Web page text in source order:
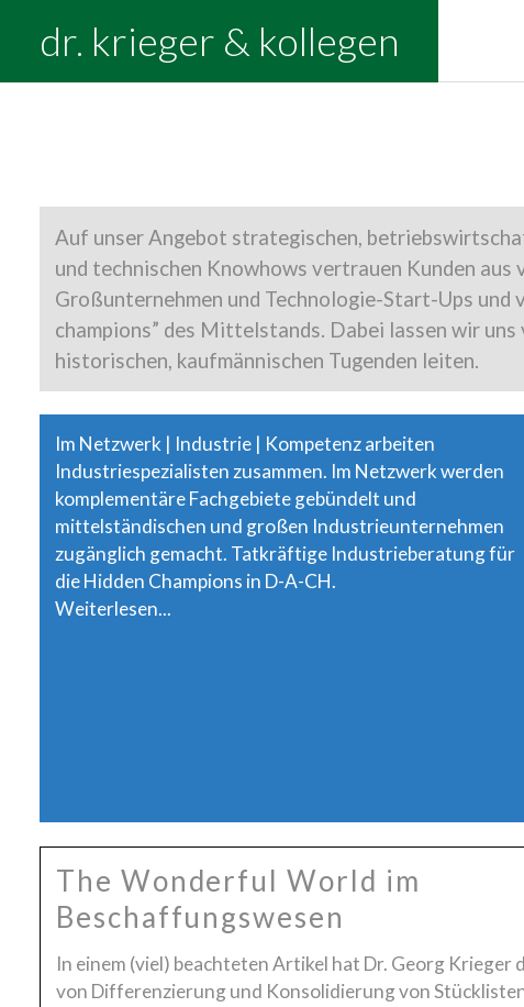
content/plugins/ginger/addon/analytics/
dr. krieger & kollegen
Auf unser Angebot strategischen,
und technischen Knowhows vertrauen Kunden aus
Großunternehmen und Technologie-Start-Ups und
champions” des Mittelstands. Dabei lassen wir uns
historischen, kaufmännischen Tugenden leiten.
Im Netzwerk | Industrie | Kompetenz arbeiten
Industriespezialisten zusammen. Im Netzwerk werden
komplementäre Fachgebiete gebündelt und
mittelständischen und großen Industrieunternehmen
zugänglich gemacht. Tatkräftige Industrieberatung für
die Hidden Champions in D-A-CH.
Weiterlesen...
The Wonderful World im
Beschaffungswesen
In einem (viel) beachteten Artikel hat Dr. Georg Krieger
von Differenzierung und Konsolidierung von